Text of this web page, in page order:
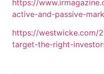
https://
active-and-passive-
https://westwicke.com/
target-the-right-